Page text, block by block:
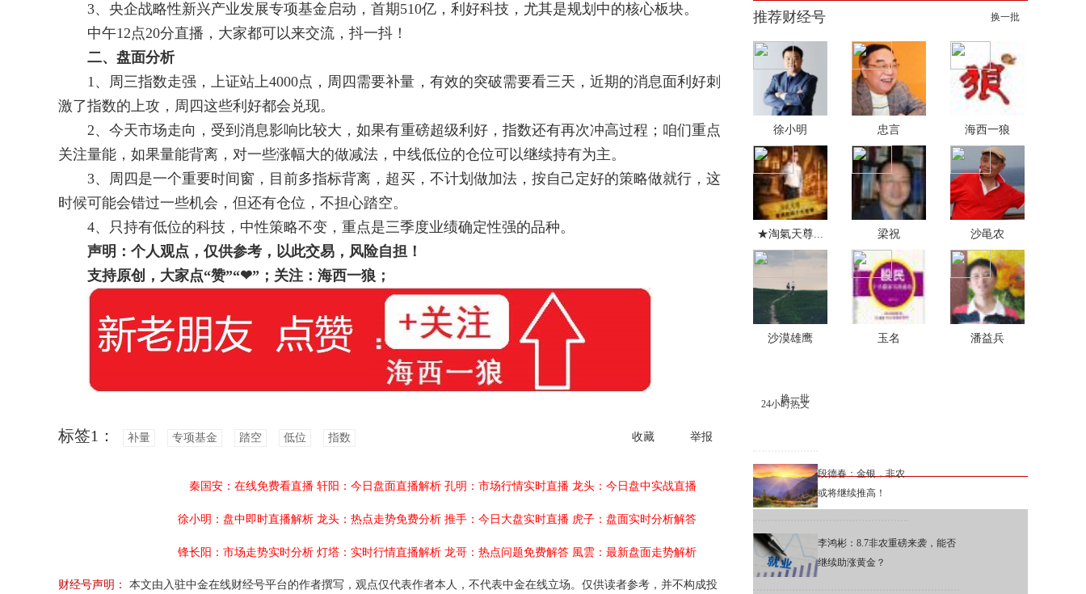
3、央企战略性新兴产业发展专项基金启动，首期510亿，利好科技，尤其是规划中的核心板块。
中午12点20分直播，大家都可以来交流，抖一抖！
二、盘面分析
1、周三指数走强，上证站上4000点，周四需要补量，有效的突破需要看三天，近期的消息面利好刺
激了指数的上攻，周四这些利好都会兑现。
2、今天市场走向，受到消息影响比较大，如果有重磅超级利好，指数还有再次冲高过程；咱们重点
关注量能，如果量能背离，对一些涨幅大的做减法，中线低位的仓位可以继续持有为主。
3、周四是一个重要时间窗，目前多指标背离，超买，不计划做加法，按自己定好的策略做就行，这
时候可能会错过一些机会，但还有仓位，不担心踏空。
4、只持有低位的科技，中性策略不变，重点是三季度业绩确定性强的品种。
声明：个人观点，仅供参考，以此交易，风险自担！
支持原创，大家点“赞”“❤” ；关注：海西一狼；
收藏 举报
标签1： 补量 专项基金 踏空 低位 指数
秦国安：在线免费看直播 轩阳：今日盘面直播解析 孔明：市场行情实时直播 龙头：今日盘中实战直播
徐小明：盘中即时直播解析 龙头：热点走势免费分析 推手：今日大盘实时直播 虎子：盘面实时分析解答
锋长阳：市场走势实时分析 灯塔：实时行情直播解析 龙哥：热点问题免费解答 風雲：最新盘面走势解析
财经号声明：
本文由入驻中金在线财经号平台的作者撰写，观点仅代表作者本人，不代表中金在线立场。仅供读者参考，并不构成投
推荐财经号 换一批
徐小明 忠言 海西一狼
★淘氣天尊... 梁祝 沙黾农
沙漠雄鹰 玉名 潘益兵
24小时热文
换一批
段德春：金银，非农
或将继续推高！
李鸿彬：8.7非农重磅来袭，能否
继续助涨黄金？